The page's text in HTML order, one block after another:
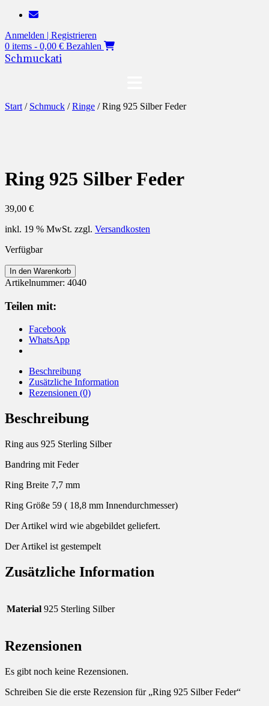
Zum
springen
Anmelden | Registrieren
0 items - 0,00 € Bezahlen
Schmuckati
Start / Schmuck /Ringe / Ring 925 Silber Feder
Ring 925 Silber Feder
39,00 €
inkl. 19 % MwSt. zzgl. Versandkosten
Verfügbar
Ring
925
Feder
Menge
In den Warenkorb
Artikelnummer: 4040
Teilen mit:
Facebook
WhatsApp
Beschreibung
Zusätzliche Information
Rezensionen (0)
Beschreibung
Ring aus 925 Sterling Silber
Bandring mit Feder
Ring Breite 7,7 mm
Ring Größe 59 ( 18,8 mm Innendurchmesser)
Der Artikel wird wie abgebildet geliefert.
Der Artikel ist gestempelt
Zusätzliche Information
Material 925 Sterling Silber
Rezensionen
Es gibt noch keine Rezensionen.
Schreiben Sie die erste Rezension für „Ring 925 Silber Feder“